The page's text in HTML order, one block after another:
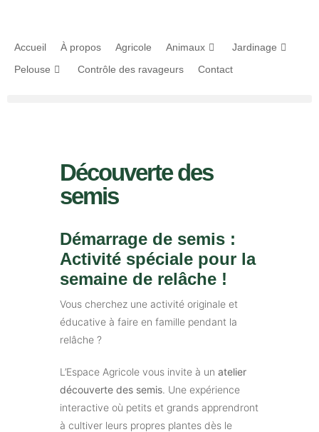
Accueil À propos Agricole Animaux
Jardinage
Pelouse
Contrôle des ravageurs Contact
Découverte des
semis
Démarrage de semis :
Activité spéciale pour la
semaine de relâche !
Vous cherchez une activité originale et
éducative à faire en famille pendant la
relâche ?
L’Espace Agricole vous invite à un atelier
découverte des semis. Une expérience
interactive où petits et grands apprendront
à cultiver leurs propres plantes dès le